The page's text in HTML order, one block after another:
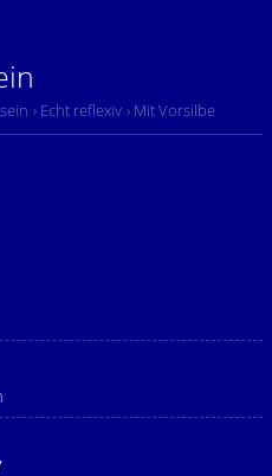
sein › Echt reflexiv › Mit Vorsilbe